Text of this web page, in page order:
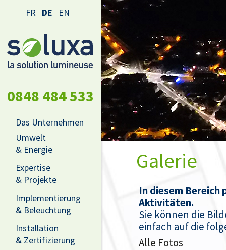
FR DE EN
0848 484 533
Das Unternehmen
Umwelt
& Energie
Expertise
& Projekte
Implementierung
& Beleuchtung
Installation
& Zertifizierung
Galerie
In diesem Bereich
Aktivitäten.
Sie können die
einfach auf die
Alle Fotos